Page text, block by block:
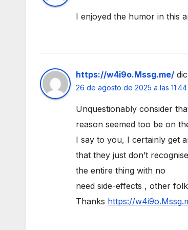
I enjoyed the humor in this
https://w4i9o.Mssg.me/
26 de agosto de 2025 a las 11:44
Unquestionably consider
reason seemed too be on
I say to you, I certainly get
that they just don’t
the entire thing with no
need side-effects , other
Thanks https://